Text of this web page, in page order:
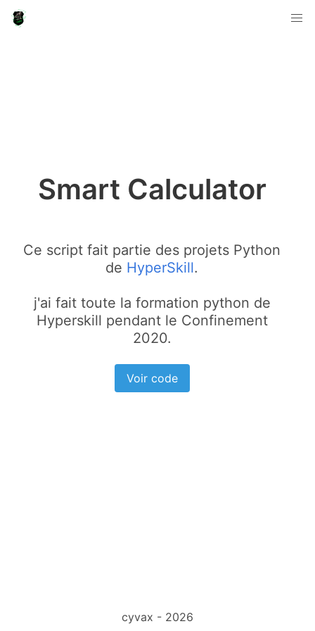
Smart Calculator
Ce script fait partie des projets Python
de HyperSkill.
j'ai fait toute la formation python de
Hyperskill pendant le Confinement
2020.
Voir code
cyvax - 2026